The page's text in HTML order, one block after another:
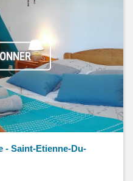
- Saint-Etienne-Du-